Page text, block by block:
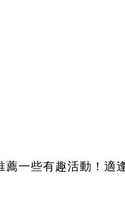
一些有趣活動！適